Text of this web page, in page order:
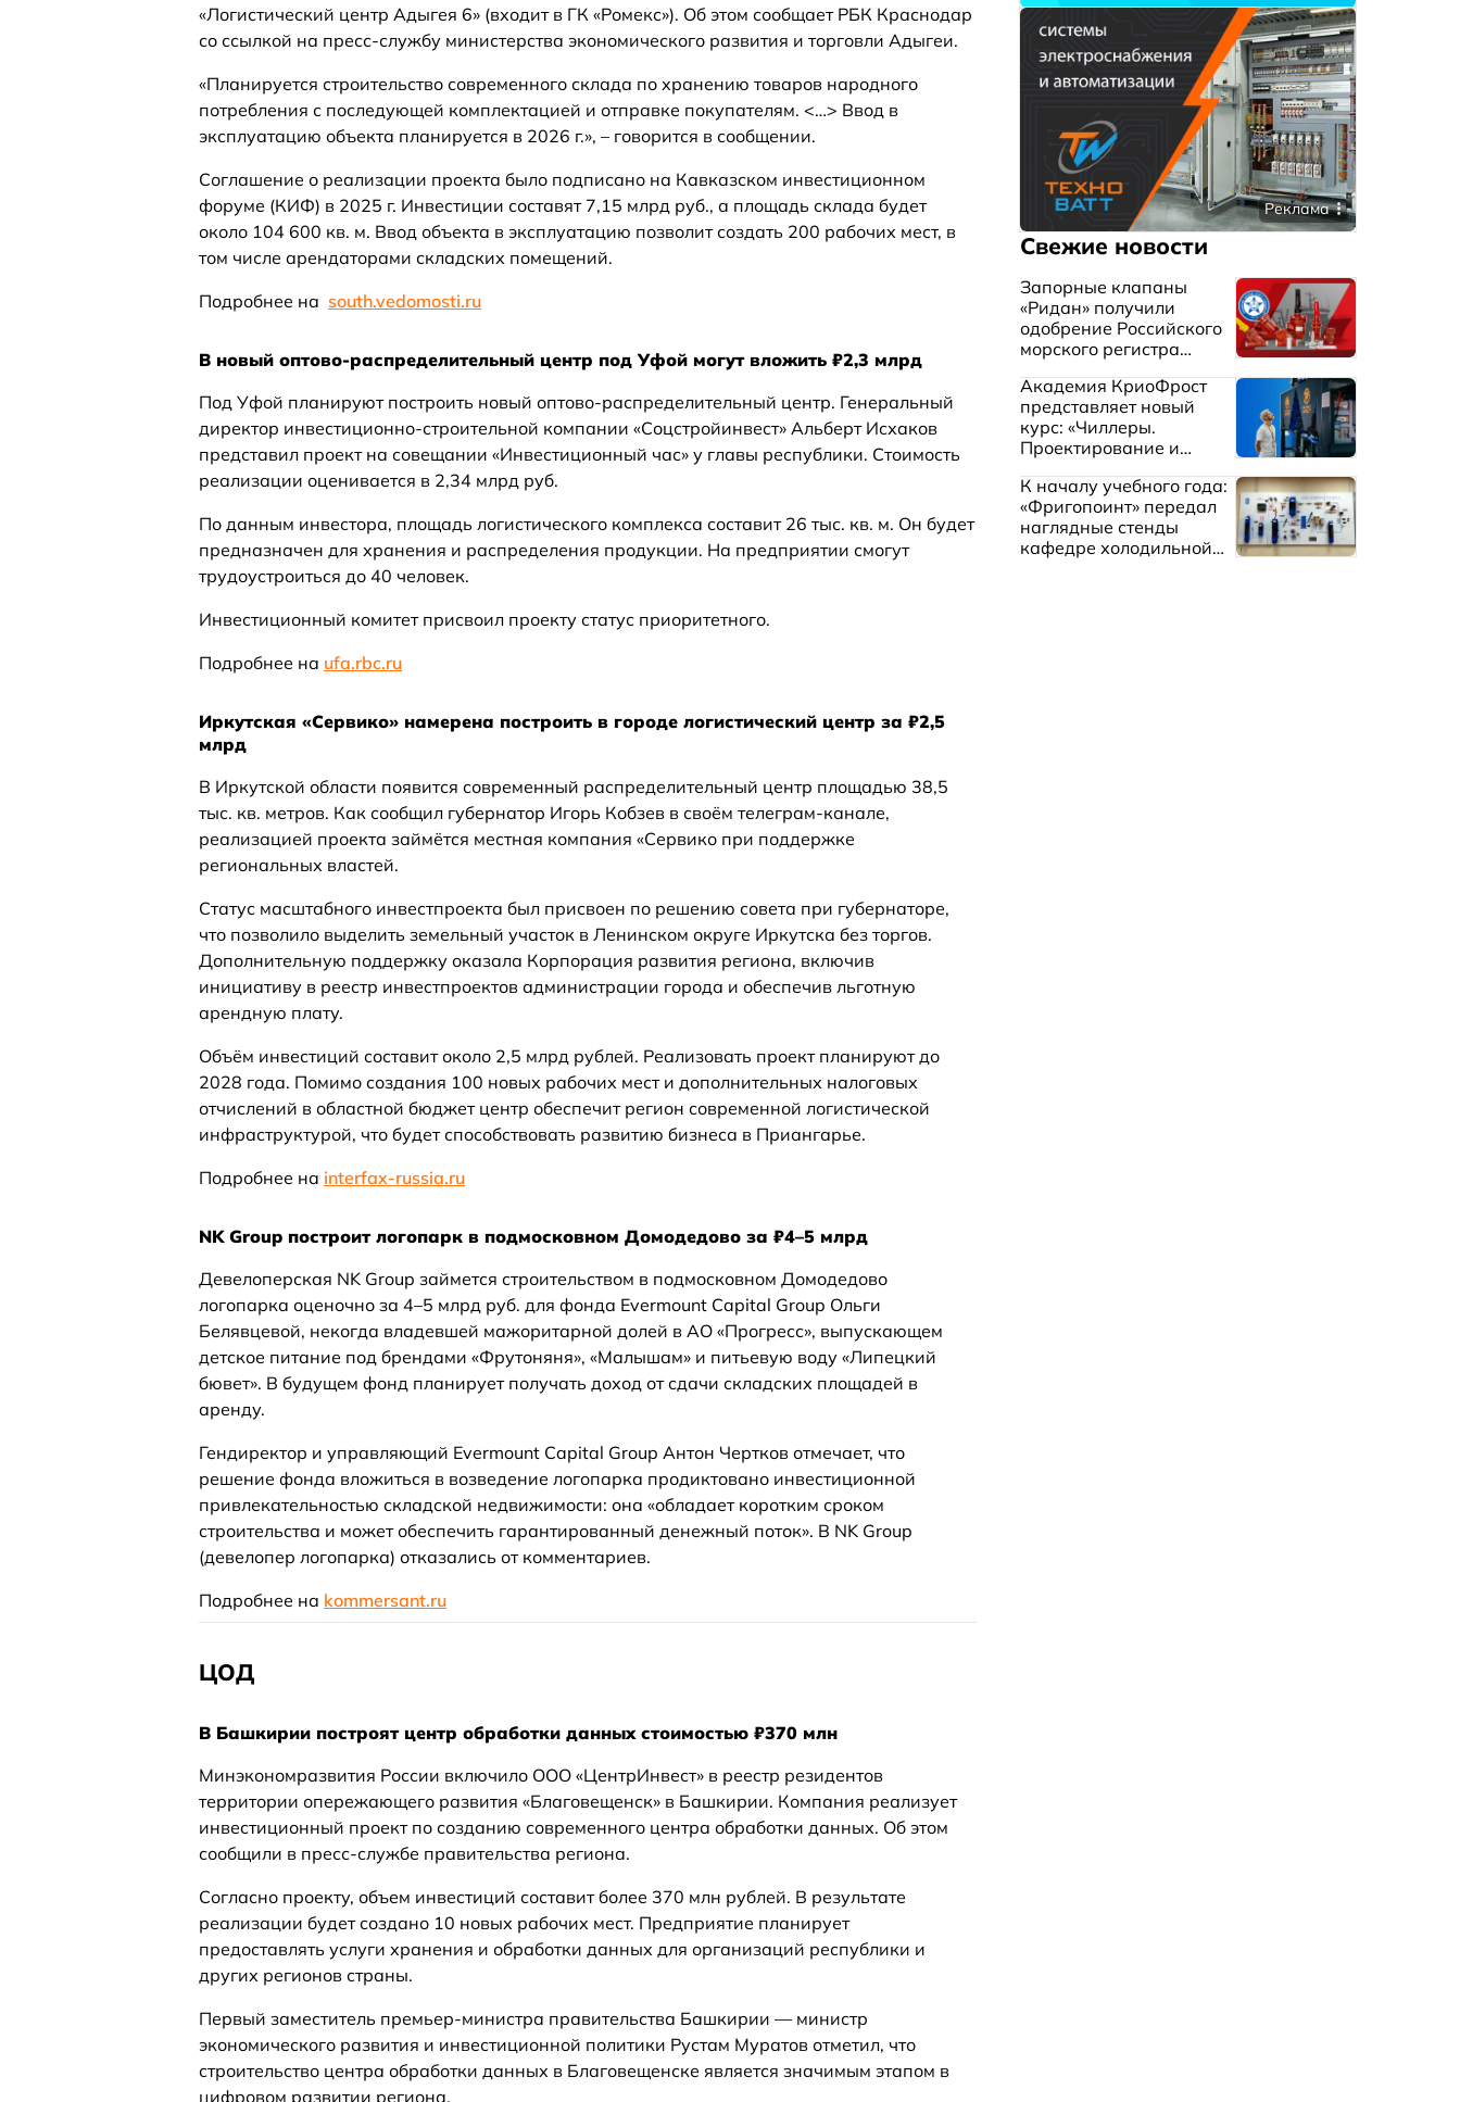
«Логистический центр Адыгея 6» (входит в ГК «Ромекс»). Об этом сообщает РБК Краснодар
со ссылкой на пресс-службу министерства экономического развития и торговли Адыгеи.
«Планируется строительство современного склада по хранению товаров народного
потребления с последующей комплектацией и отправке покупателям. <…> Ввод в
эксплуатацию объекта планируется в 2026 г.», – говорится в сообщении.
Соглашение о реализации проекта было подписано на Кавказском инвестиционном
форуме (КИФ) в 2025 г. Инвестиции составят 7,15 млрд руб., а площадь склада будет
около 104 600 кв. м. Ввод объекта в эксплуатацию позволит создать 200 рабочих мест, в
том числе арендаторами складских помещений.
Подробнее на south.vedomosti.ru
В новый оптово-распределительный центр под Уфой могут вложить ₽2,3 млрд
Под Уфой планируют построить новый оптово-распределительный центр. Генеральный
директор инвестиционно-строительной компании «Соцстройинвест» Альберт Исхаков
представил проект на совещании «Инвестиционный час» у главы республики. Стоимость
реализации оценивается в 2,34 млрд руб.
По данным инвестора, площадь логистического комплекса составит 26 тыс. кв. м. Он будет
предназначен для хранения и распределения продукции. На предприятии смогут
трудоустроиться до 40 человек.
Инвестиционный комитет присвоил проекту статус приоритетного.
Подробнее на ufa.rbc.ru
Иркутская «Сервико» намерена построить в городе логистический центр за ₽2,5
млрд
В Иркутской области появится современный распределительный центр площадью 38,5
тыс. кв. метров. Как сообщил губернатор Игорь Кобзев в своём телеграм-канале,
реализацией проекта займётся местная компания «Сервико при поддержке
региональных властей.
Статус масштабного инвестпроекта был присвоен по решению совета при губернаторе,
что позволило выделить земельный участок в Ленинском округе Иркутска без торгов.
Дополнительную поддержку оказала Корпорация развития региона, включив
инициативу в реестр инвестпроектов администрации города и обеспечив льготную
арендную плату.
Объём инвестиций составит около 2,5 млрд рублей. Реализовать проект планируют до
2028 года. Помимо создания 100 новых рабочих мест и дополнительных налоговых
отчислений в областной бюджет центр обеспечит регион современной логистической
инфраструктурой, что будет способствовать развитию бизнеса в Приангарье.
Подробнее на interfax-russia.ru
NK Group построит логопарк в подмосковном Домодедово за ₽4–5 млрд
Девелоперская NK Group займется строительством в подмосковном Домодедово
логопарка оценочно за 4–5 млрд руб. для фонда Evermount Capital Group Ольги
Белявцевой, некогда владевшей мажоритарной долей в АО «Прогресс», выпускающем
детское питание под брендами «Фрутоняня», «Малышам» и питьевую воду «Липецкий
бювет». В будущем фонд планирует получать доход от сдачи складских площадей в
аренду.
Гендиректор и управляющий Evermount Capital Group Антон Чертков отмечает, что
решение фонда вложиться в возведение логопарка продиктовано инвестиционной
привлекательностью складской недвижимости: она «обладает коротким сроком
строительства и может обеспечить гарантированный денежный поток». В NK Group
(девелопер логопарка) отказались от комментариев.
Подробнее на kommersant.ru
ЦОД
В Башкирии построят центр обработки данных стоимостью ₽370 млн
Минэкономразвития России включило ООО «ЦентрИнвест» в реестр резидентов
территории опережающего развития «Благовещенск» в Башкирии. Компания реализует
инвестиционный проект по созданию современного центра обработки данных. Об этом
сообщили в пресс-службе правительства региона.
Согласно проекту, объем инвестиций составит более 370 млн рублей. В результате
реализации будет создано 10 новых рабочих мест. Предприятие планирует
предоставлять услуги хранения и обработки данных для организаций республики и
других регионов страны.
Первый заместитель премьер-министра правительства Башкирии — министр
экономического развития и инвестиционной политики Рустам Муратов отметил, что
строительство центра обработки данных в Благовещенске является значимым этапом в
цифровом развитии региона.
Реклама
Свежие новости
Запорные клапаны
«Ридан» получили
одобрение Российского
морского регистра
Академия КриоФрост
представляет новый
курс: «Чиллеры.
Проектирование и
охлаждения жидкостей»
К началу учебного года:
«Фригопоинт» передал
наглядные стенды
кафедре холодильной